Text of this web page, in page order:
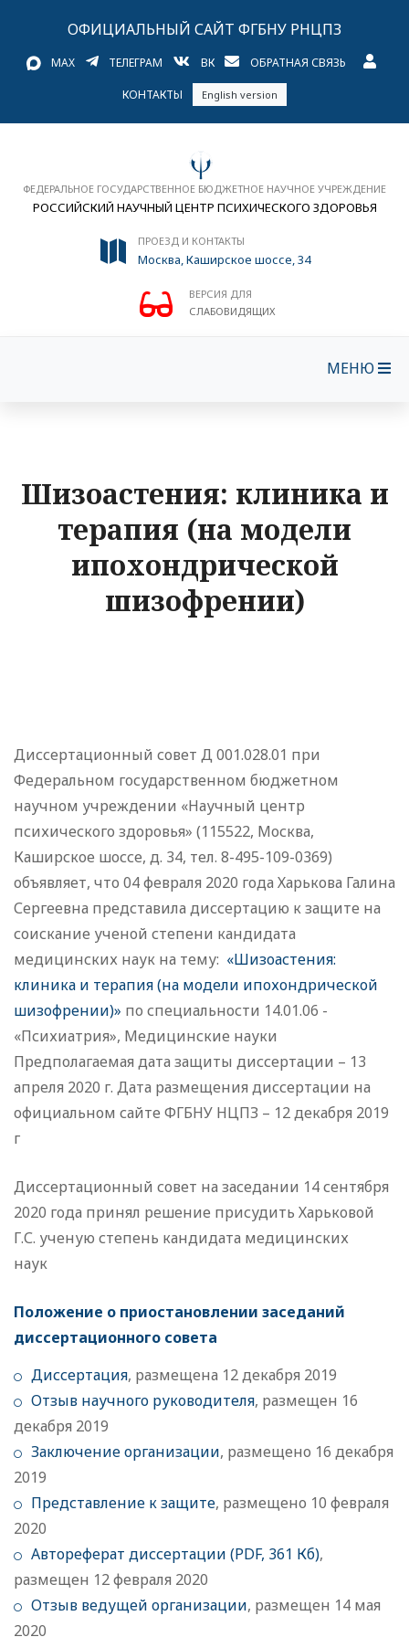
ОФИЦИАЛЬНЫЙ САЙТ ФГБНУ РНЦПЗ
MAX ТЕЛЕГРАМ ВК ОБРАТНАЯ СВЯЗЬ
КОНТАКТЫ English version
ФЕДЕРАЛЬНОЕ ГОСУДАРСТВЕННОЕ БЮДЖЕТНОЕ НАУЧНОЕ УЧРЕЖДЕНИЕ
РОССИЙСКИЙ НАУЧНЫЙ ЦЕНТР ПСИХИЧЕСКОГО ЗДОРОВЬЯ
ПРОЕЗД И КОНТАКТЫ
Москва, Каширское шоссе, 34
ВЕРСИЯ ДЛЯ
СЛАБОВИДЯЩИХ
МЕНЮ
Шизоастения: клиника и
терапия (на модели
ипохондрической
шизофрении)
Диссертационный совет Д 001.028.01 при
Федеральном государственном бюджетном
научном учреждении «Научный центр
психического здоровья» (115522, Москва,
Каширское шоссе, д. 34, тел. 8-495-109-0369)
объявляет, что 04 февраля 2020 года Харькова Галина
Сергеевна представила диссертацию к защите на
соискание ученой степени кандидата
медицинских наук на тему: «Шизоастения:
клиника и терапия (на модели ипохондрической
шизофрении)» по специальности 14.01.06 -
«Психиатрия», Медицинские науки
Предполагаемая дата защиты диссертации – 13
апреля 2020 г. Дата размещения диссертации на
официальном сайте ФГБНУ НЦПЗ – 12 декабря 2019
г
Диссертационный совет на заседании 14 сентября
2020 года принял решение присудить Харьковой
Г.С. ученую степень кандидата медицинских
наук
Положение о приостановлении заседаний
диссертационного совета
Диссертация, размещена 12 декабря 2019
Отзыв научного руководителя, размещен 16
декабря 2019
Заключение организации, размещено 16 декабря
2019
Представление к защите, размещено 10 февраля
2020
Автореферат диссертации (PDF, 361 Кб),
размещен 12 февраля 2020
Отзыв ведущей организации, размещен 14 мая
2020